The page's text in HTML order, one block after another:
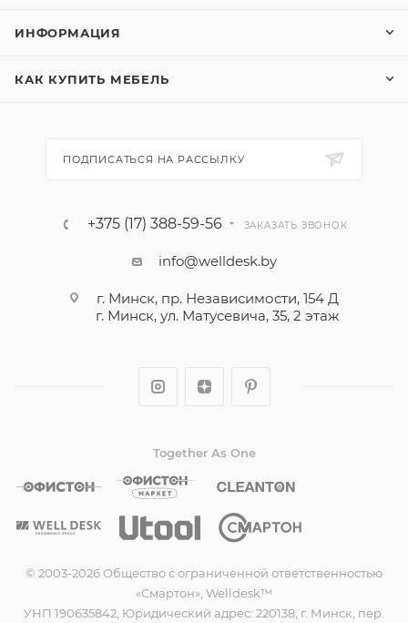
ИНФОРМАЦИЯ
КАК КУПИТЬ МЕБЕЛЬ
ПОДПИСАТЬСЯ НА РАССЫЛКУ
+375 (17) 388-59-56 ЗАКАЗАТЬ ЗВОНОК
info@welldesk.by
г. Минск, пр. Независимости, 154 Д
г. Минск, ул. Матусевича, 35, 2 этаж
Together As One
© 2003-2026 Общество с ограниченной ответственностью
«Смартон», Welldesk™
УНП 190635842, Юридический адрес: 220138, г. Минск, пер.